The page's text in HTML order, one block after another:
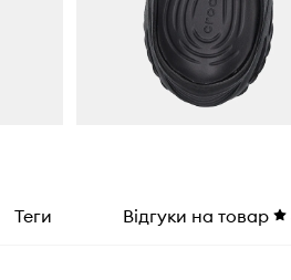
Теги Відгуки на товар